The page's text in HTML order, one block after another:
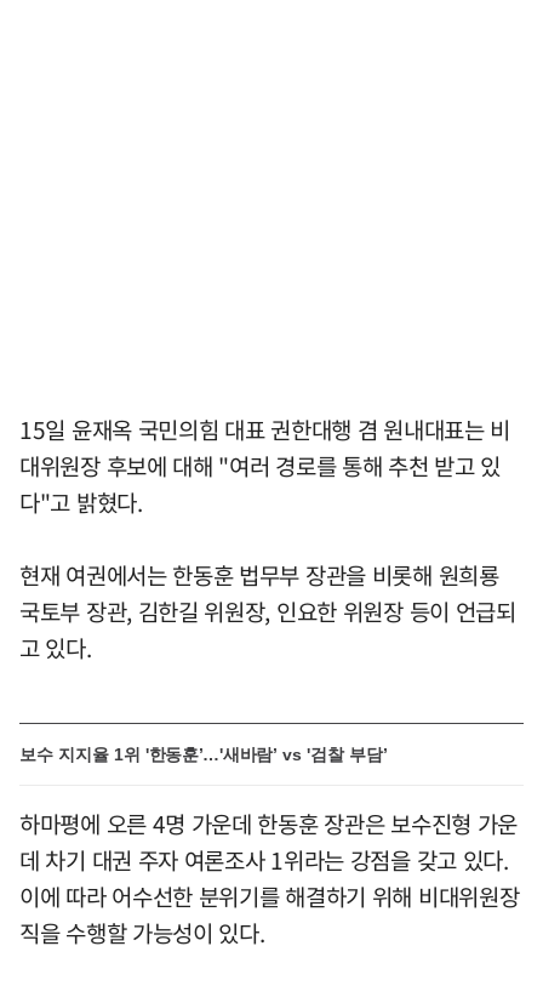
15일 윤재옥 국민의힘 대표 권한대행 겸 원내대표는 비
대위원장 후보에 대해 "여러 경로를 통해 추천 받고 있
다"고 밝혔다.
현재 여권에서는 한동훈 법무부 장관을 비롯해 원희룡
국토부 장관, 김한길 위원장, 인요한 위원장 등이 언급되
고 있다.
보수 지지율 1위 '한동훈’…'새바람’ vs '검찰 부담’
하마평에 오른 4명 가운데 한동훈 장관은 보수진형 가운
데 차기 대권 주자 여론조사 1위라는 강점을 갖고 있다.
이에 따라 어수선한 분위기를 해결하기 위해 비대위원장
직을 수행할 가능성이 있다.